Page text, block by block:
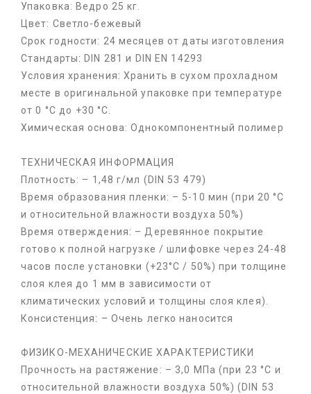
Упаковка: Ведро 25 кг.
Цвет: Светло-бежевый
Срок годности: 24 месяцев от даты изготовления
Стандарты: DIN 281 и DIN EN 14293
Условия хранения: Хранить в сухом прохладном
месте в оригинальной упаковке при температуре
от 0 °C до +30 °C.
Химическая основа: Однокомпонентный полимер
ТЕХНИЧЕСКАЯ ИНФОРМАЦИЯ
Плотность: – 1,48 г/мл (DIN 53 479)
Время образования пленки: – 5-10 мин (при 20 °C
и относительной влажности воздуха 50%)
Время отверждения: – Деревянное покрытие
готово к полной нагрузке / шлифовке через 24-48
часов после установки (+23°C / 50%) при толщине
слоя клея до 1 мм в зависимости от
климатических условий и толщины слоя клея).
Консистенция: – Очень легко наносится
ФИЗИКО-МЕХАНИЧЕСКИЕ ХАРАКТЕРИСТИКИ
Прочность на растяжение: – 3,0 МПа (при 23 °C и
относительной влажности воздуха 50%) (DIN 53